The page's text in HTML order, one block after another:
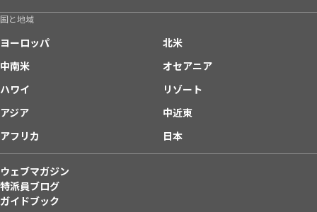
国と地域
ヨーロッパ
北米
中南米
オセアニア
ハワイ
リゾート
アジア
中近東
アフリカ
日本
ウェブマガジン
特派員ブログ
ガイドブック